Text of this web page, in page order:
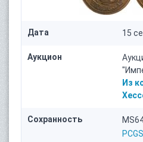
Дата 15
Аукцион
Из
Сохранность
PCGS